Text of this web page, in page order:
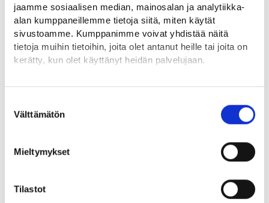
jaamme sosiaalisen median, mainosalan ja analytiikka-
alan kumppaneillemme tietoja siitä, miten käytät
sivustoamme. Kumppanimme voivat yhdistää näitä
tietoja muihin tietoihin, joita olet antanut heille tai joita on
kerätty, kun olet käyttänyt heidän palvelujaan.
Löydät tietoa evästeiden käyttötarkoituksista
Lue tarkemmin
valinta
Välttämätön
Mieltymykset
Tilastot
KEHA-keskuksen 6.5.2026 julkistama ”Alueelliset
kehitysnäkymät” -raportti sisältää Pohjois-Suomen
päätoimialojen ja työmarkkinoiden tilanteesta ja näkymistä
Pohjois-Pohjanmaalla ja Kainuussa. Katsauksen valmistelussa
hyödynnetään mm. tilastoja, talous- ja suhdanneraportteja
Tiedote: Pohjois-Pohjanmaan ja Kainuun talouden ja